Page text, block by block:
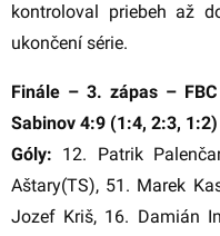
kontroloval priebeh až
ukončení série.
Finále – 3. zápas –
Sabinov 4:9 (1:4, 2:3, 1:2)
Góly: 12. Patrik
Aštary(TS), 51. Marek
Jozef Kriš, 16. Damián